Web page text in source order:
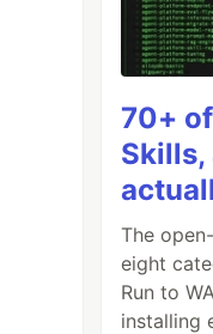
70+
Skills,
The
eight
Run to
installing